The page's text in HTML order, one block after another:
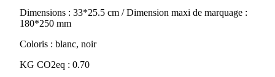
Dimensions : 33*25.5 cm / Dimension maxi de marquage :
180*250 mm
Coloris : blanc, noir
KG CO2eq : 0.70